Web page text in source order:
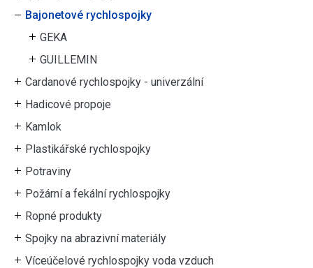
Bajonetové rychlospojky
GEKA
GUILLEMIN
Cardanové rychlospojky - univerzální
Hadicové propoje
Kamlok
Plastikářské rychlospojky
Potraviny
Požární a fekální rychlospojky
Ropné produkty
Spojky na abrazivní materiály
Víceúčelové rychlospojky voda vzduch